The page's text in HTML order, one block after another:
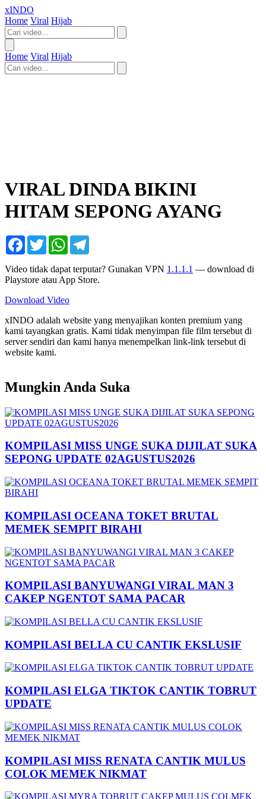
xINDO
Home Viral Hijab
Home Viral Hijab
VIRAL DINDA BIKINI
HITAM SEPONG AYANG
Facebook
TwitterWhatsApp
Video tidak dapat terputar? Gunakan VPN 1.1.1.1 — download di
Playstore atau App Store.
Download Video
xINDO adalah website yang menyajikan konten premium yang
kami tayangkan gratis. Kami tidak menyimpan file film tersebut di
server sendiri dan kami hanya menempelkan link-link tersebut di
website kami.
Mungkin Anda Suka
KOMPILASI MISS UNGE SUKA DIJILAT SUKA
SEPONG UPDATE 02AGUSTUS2026
KOMPILASI OCEANA TOKET BRUTAL
MEMEK SEMPIT BIRAHI
KOMPILASI BANYUWANGI VIRAL MAN 3
CAKEP NGENTOT SAMA PACAR
KOMPILASI BELLA CU CANTIK EKSLUSIF
KOMPILASI ELGA TIKTOK CANTIK TOBRUT
UPDATE
KOMPILASI MISS RENATA CANTIK MULUS
COLOK MEMEK NIKMAT